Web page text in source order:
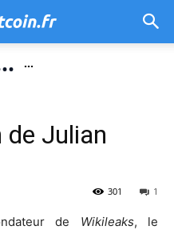
...
de Julian
1
301
de Wikileaks, le